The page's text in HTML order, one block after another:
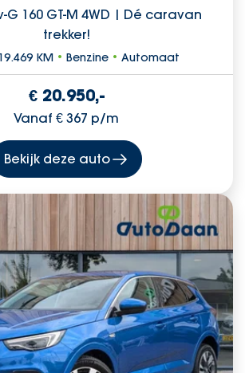
G 160 GT-M 4WD | Dé caravan
trekker!
KM • Benzine • Automaat
€ 20.950,-
Vanaf € 367 p/m
Bekijk deze auto